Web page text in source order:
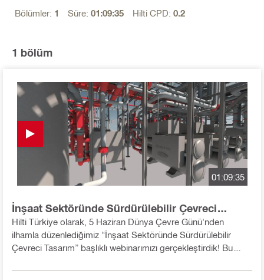
Bölümler: 1 Süre: 01:09:35 Hilti CPD: 0.2
1 bölüm
01:09:35
İnşaat Sektöründe Sürdürülebilir Çevreci
Tasarım
Hilti Türkiye olarak, 5 Haziran Dünya Çevre Günü'nden
ilhamla düzenlediğimiz “İnşaat Sektöründe Sürdürülebilir
Çevreci Tasarım” başlıklı webinarımızı gerçekleştirdik! Bu
sorumluluk konularını hem akademi hem de sektör